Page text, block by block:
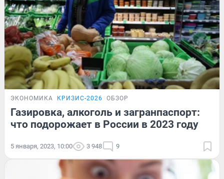
ЭКОНОМИКА КРИЗИС-2026 ОБЗОР
Газировка, алкоголь и загранпаспорт:
что подорожает в России в 2023 году
5 января, 2023, 10:00 3 948 9